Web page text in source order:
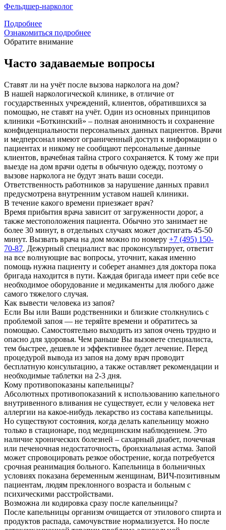
Фельдшер-нарколог
Подробнее
Ознакомиться подробнее
Обратите внимание
Часто задаваемые вопросы
Ставят ли на учёт после вызова нарколога на дом?
В нашей наркологической клинике, в отличие от
государственных учреждений, клиентов, обратившихся за
помощью, не ставят на учёт. Один из основных принципов
клиники «Боткинский» – полная анонимность и сохранение
конфиденциальности персональных данных пациентов. Врачи
и медперсонал имеют ограниченный доступ к информации о
пациентах и никому не сообщают персональные данные
клиентов, врачебная тайна строго сохраняется. К тому же при
выезде на дом врачи одеты в обычную одежду, поэтому о
вызове нарколога не будут знать ваши соседи.
Ответственность работников за нарушение данных правил
предусмотрена внутренним уставом нашей клиники.
В течение какого времени приезжает врач?
Время прибытия врача зависит от загруженности дорог, а
также местоположения пациента. Обычно это занимает не
более 30 минут, в отдельных случаях может достигать 45-50
минут. Вызвать врача на дом можно по номеру +7 (495) 150-
70-87. Дежурный специалист вас проконсультирует, ответит
на все волнующие вас вопросы, уточнит, какая именно
помощь нужна пациенту и соберет анамнез для доктора пока
бригада находится в пути. Каждая бригада имеет при себе все
необходимое оборудование и медикаменты для любого даже
самого тяжелого случая.
Как вывести человека из запоя?
Если Вы или Ваши родственники и близкие столкнулись с
проблемой запоя — не теряйте времени и обратитесь за
помощью. Самостоятельно выходить из запоя очень трудно и
опасно для здоровья. Чем раньше Вы вызовете специалиста,
тем быстрее, дешевле и эффективнее будет лечение. Перед
процедурой вывода из запоя на дому врач проводит
бесплатную консультацию, а также оставляет рекомендации и
необходимые таблетки на 2-3 дня.
Кому противопоказаны капельницы?
Абсолютных противопоказаний к использованию капельного
внутривенного вливания не существует, если у человека нет
аллергии на какое-нибудь лекарство из состава капельницы.
Но существуют состояния, когда делать капельницу можно
только в стационаре, под медицинским наблюдением. Это
наличие хронических болезней – сахарный диабет, почечная
или печеночная недостаточность, бронхиальная астма. Запой
может спровоцировать резкое обострение, когда потребуется
срочная реанимация больного. Капельница в больничных
условиях показана беременным женщинам, ВИЧ-позитивным
пациентам, людям преклонного возраста и больным с
психическими расстройствами.
Возможна ли кодировка сразу после капельницы?
После капельницы организм очищается от этилового спирта и
продуктов распада, самочувствие нормализуется. Но после